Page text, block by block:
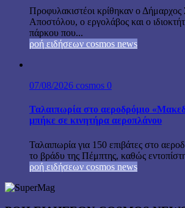
Προφυλακιστέοι κρίθηκαν ο Δήμαρχος
Αποστόλου, ο εργολάβος και ο
πάρκου που...
ροή ειδήσεων cosmos news
07/08/2026 cosmos 0
Ταλαιπωρία στο αεροδρόμιο
μπήκε σε κινητήρα αεροπλάνου
Ταλαιπωρία για 150 επιβάτες στο
το βράδυ της Πέμπτης, καθώς
ροή ειδήσεων cosmos news